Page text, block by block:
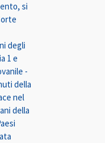
si
degli
1 e
-
della
nel
della